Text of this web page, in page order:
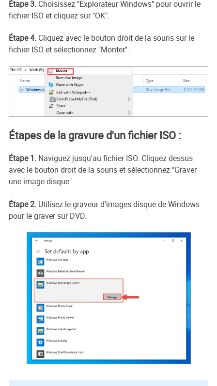
Étape 3. Choisissez "Explorateur Windows" pour ouvrir le
fichier ISO et cliquez sur "OK".
Étape 4. Cliquez avec le bouton droit de la souris sur le
fichier ISO et sélectionnez "Monter".
Étapes de la gravure d'un fichier ISO :
Étape 1.Naviguez jusqu'au fichier ISO. Cliquez dessus
avec le bouton droit de la souris et sélectionnez "Graver
une image disque".
Étape 2. Utilisez le graveur d'images disque de Windows
pour le graver sur DVD.